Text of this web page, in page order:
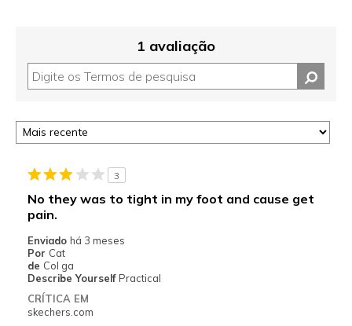
1 avaliação
3
No they was to tight in my foot and cause get
pain.
Enviado há 3 meses
Por Cat
de Col ga
Describe Yourself Practical
CRÍTICA EM
skechers.com